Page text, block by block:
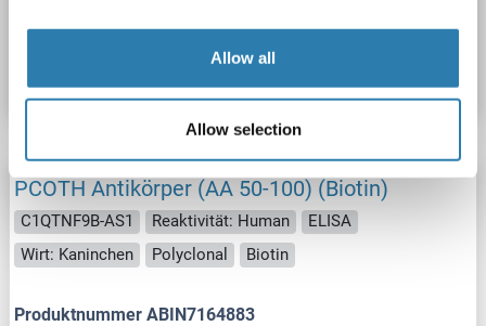
Allow all
Allow selection
Produktnummer ABIN1922211
PCOTH Antikörper (AA 50-100) (Biotin)
C1QTNF9B-AS1 Reaktivität: Human
ELISA
Wirt: Kaninchen
Polyclonal Biotin
Produktnummer ABIN7164883